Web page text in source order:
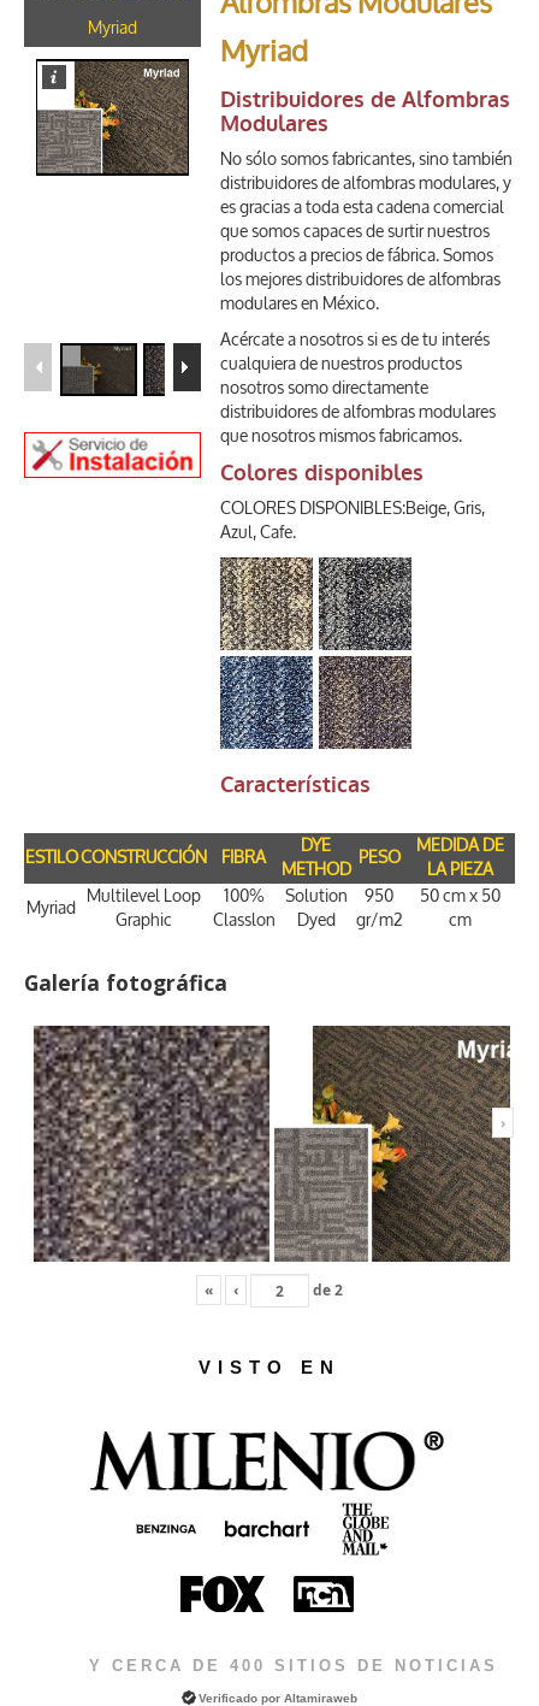
Myriad
Myriad
Distribuidores de Alfombras
Modulares
No sólo somos fabricantes, sino también
distribuidores de alfombras modulares, y
es gracias a toda esta cadena comercial
que somos capaces de surtir nuestros
productos a precios de fábrica. Somos
los mejores distribuidores de alfombras
modulares en México.
Acércate a nosotros si es de tu interés
cualquiera de nuestros productos
nosotros somo directamente
distribuidores de alfombras modulares
que nosotros mismos fabricamos.
Colores disponibles
COLORES DISPONIBLES:Beige, Gris,
Azul, Cafe.
Características
ESTILOCONSTRUCCIÓN FIBRA
DYE
METHOD
PESO
MEDIDA DE
LA PIEZA
Myriad
Multilevel Loop
Graphic
100%
Classlon
Solution
Dyed
950
gr/m2
50 cm x 50
cm
Galería fotográfica
« ‹ de2
›
VISTO EN
Y CERCA DE 400 SITIOS DE NOTICIAS
Verificado porAltamiraweb